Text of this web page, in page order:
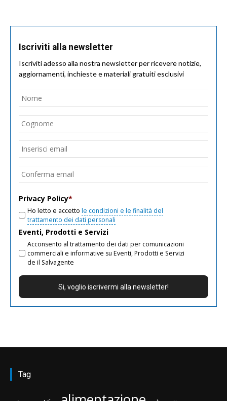
Iscriviti alla newsletter
Iscriviti adesso alla nostra newsletter per ricevere notizie,
aggiornamenti, inchieste e materiali gratuiti esclusivi
Nome
Email
Privacy Policy*
Ho letto e accetto le condizioni e le finalità del
trattamento dei dati personali
Eventi, Prodotti e Servizi
Acconsento al trattamento dei dati per comunicazioni
commerciali e informative su Eventi, Prodotti e Servizi
de il Salvagente
Tag